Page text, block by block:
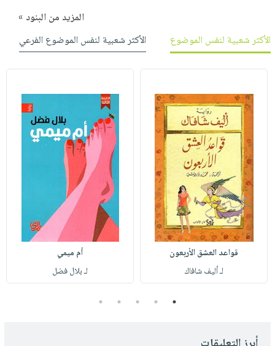
المزيد من البنود »
الأكثر شعبية لنفس الموضوع
الأكثر شعبية لنفس الموضوع الفرعي
قواعد العشق الأربعون
لـ أليف شافاك
أم ميمي
لـ بلال فضل
1
2
3
4
5